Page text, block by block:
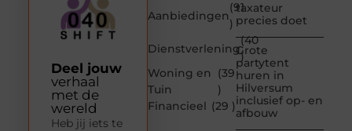
Aanbiedingen
(91
)
Dienstverlening
(40
)
Woning en
Tuin
(39
)
Financieel (29 )
taxateur
precies doet
Grote
partytent
huren in
Hilversum
inclusief op- en
afbouw
Deel jouw
verhaal
met de
wereld
Heb jij iets te